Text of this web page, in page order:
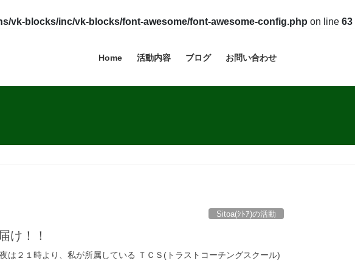
vk-blocks/inc/vk-blocks/font-awesome/font-awesome-config.php on line 63
Home 活動内容 ブログ お問い合わせ
Sitoa(ｼﾄｱ)の活動
け！！
は２１時より、私が所属している ＴＣＳ(トラストコーチングスクール)